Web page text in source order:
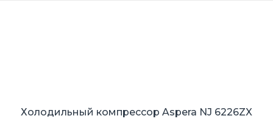
Холодильный компрессор Aspera NJ 6226ZX